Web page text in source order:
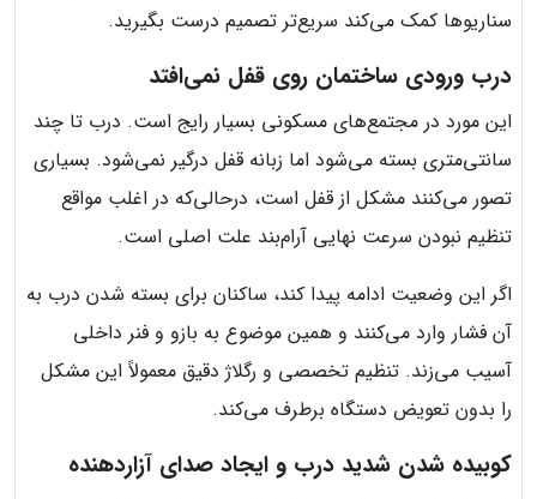
سناریوها کمک می‌کند سریع‌تر تصمیم درست بگیرید.
درب ورودی ساختمان روی قفل نمی‌افتد
این مورد در مجتمع‌های مسکونی بسیار رایج است. درب تا چند
سانتی‌متری بسته می‌شود اما زبانه قفل درگیر نمی‌شود. بسیاری
تصور می‌کنند مشکل از قفل است، درحالی‌که در اغلب مواقع
تنظیم نبودن سرعت نهایی آرام‌بند علت اصلی است.
اگر این وضعیت ادامه پیدا کند، ساکنان برای بسته شدن درب به
آن فشار وارد می‌کنند و همین موضوع به بازو و فنر داخلی
آسیب می‌زند. تنظیم تخصصی و رگلاژ دقیق معمولاً این مشکل
را بدون تعویض دستگاه برطرف می‌کند.
کوبیده شدن شدید درب و ایجاد صدای آزاردهنده